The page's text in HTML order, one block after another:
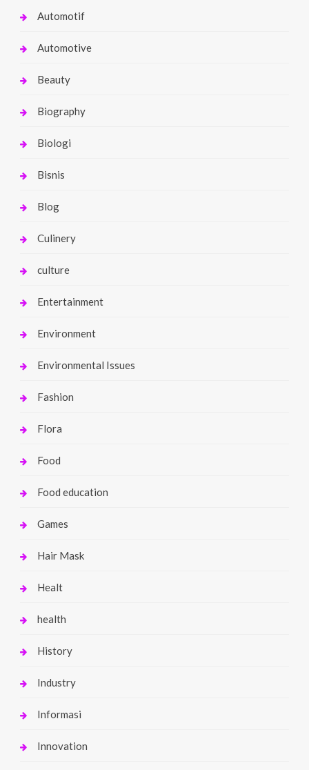
Automotif
Automotive
Beauty
Biography
Biologi
Bisnis
Blog
Culinery
culture
Entertainment
Environment
Environmental Issues
Fashion
Flora
Food
Food education
Games
Hair Mask
Healt
health
History
Industry
Informasi
Innovation